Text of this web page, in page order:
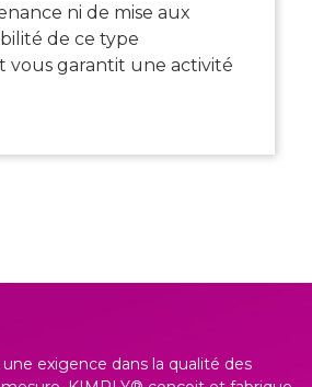
ni de mise aux
de ce type
vous garantit une activité
exigence dans la qualité des